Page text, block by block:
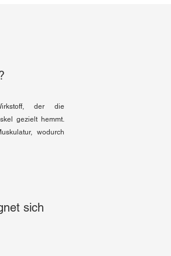
der die
gezielt hemmt.
wodurch
sich